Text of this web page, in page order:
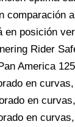
comparación
en posición
Rider
America
en
en
en